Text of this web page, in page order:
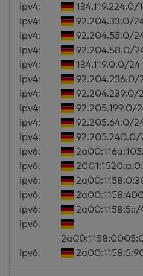
ipv4:
134.119.224.0/
ipv4:
92.204.33.0/
ipv4:
92.204.55.0/
ipv4:
92.204.58.0/
ipv4:
134.119.0.0/24
ipv4:
92.204.236.0/
ipv4:
92.204.239.0/
ipv4:
92.205.199.0/
ipv4:
92.205.64.0/
ipv4:
92.205.240.0/
ipv6:
ipv6:
ipv6:
ipv6:
ipv6:
2a00:1158:5::/
ipv6:
ipv6: